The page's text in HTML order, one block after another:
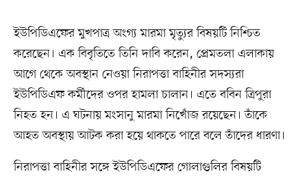
ইউপিডিএফের মুখপাত্র অংগ্য মারমা মৃত্যুর বিষয়টি নিশ্চিত
করেছেন। এক বিবৃতিতে তিনি দাবি করেন, প্রেমতলা এলাকায়
আগে থেকে অবস্থান নেওয়া নিরাপত্তা বাহিনীর সদস্যরা
ইউপিডিএফ কর্মীদের ওপর হামলা চালান। এতে ববিন ত্রিপুরা
নিহত হন। এ ঘটনায় মংসানু মারমা নিখোঁজ রয়েছেন। তাঁকে
আহত অবস্থায় আটক করা হয়ে থাকতে পারে বলে তাঁদের ধারণা।
নিরাপত্তা বাহিনীর সঙ্গে ইউপিডিএফের গোলাগুলির বিষয়টি